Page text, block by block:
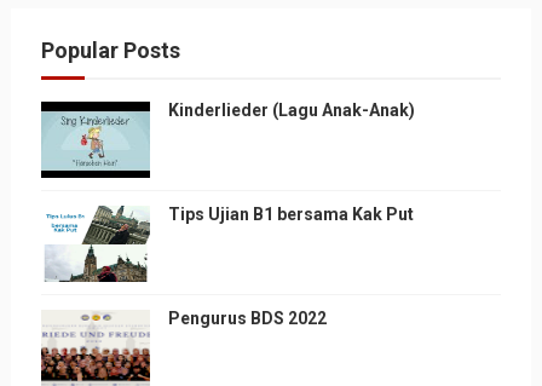
Popular Posts
Kinderlieder (Lagu Anak-Anak)
Tips Ujian B1 bersama Kak Put
Pengurus BDS 2022